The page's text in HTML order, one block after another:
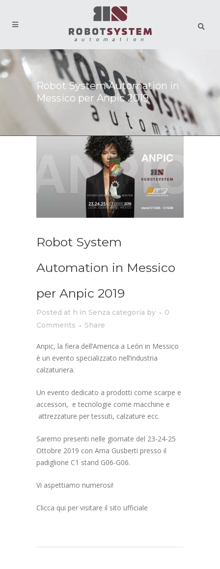
Robot System Automation in
Messico per Anpic 2019
Robot System
Automation in Messico
per Anpic 2019
Posted at h in Senza categoria by
0
Comments
Share
Anpic, la fiera dell’America a León in Messico
è un evento specializzato nell’industria
calzaturiera.
Un evento dedicato a prodotti come scarpe e
accessori, e tecnologie come macchine e
attrezzature per tessuti, calzature ecc.
Saremo presenti nelle giornate del 23-24-25
Ottobre 2019 con Ama Gusberti presso il
padiglione C1 stand G06-G06.
Vi aspettiamo numerosi!
Clicca qui per visitare il sito ufficiale